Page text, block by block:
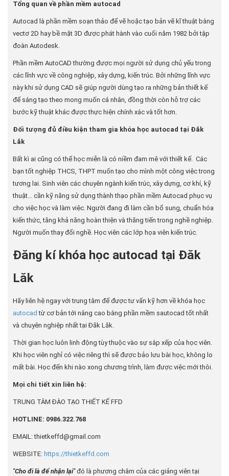
Tổng quan về phần mềm autocad
Autocad là phần mềm soạn thảo để vẽ hoặc tạo bản vẽ kĩ thuật bằng
vectơ 2D hay bề mặt 3D được phát hành vào cuối năm 1982 bởi tập
đoàn Autodesk.
Phần mềm AutoCAD thường được mọi người sử dụng chủ yếu trong
các lĩnh vực về công nghiệp, xây dựng, kiến trúc. Bởi những lĩnh vực
này khi sử dụng CAD sẽ giúp người dùng tạo ra những bản thiết kế
để sáng tạo theo mong muốn cá nhân, đồng thời còn hỗ trợ các
bước kỹ thuật khác được thực hiện chính xác và tốt hơn.
Đối tượng đủ điều kiện tham gia khóa học autocad tại Đắk
Lắk
Bất kì ai cũng có thể học miễn là có niềm đam mê với thiết kế. Các
bạn tốt nghiệp THCS, THPT muốn tạo cho mình một công việc trong
tương lai. Sinh viên các chuyên ngành kiến trúc, xây dựng, cơ khí, kỹ
thuật… cần kỹ năng sử dụng thành thạo phần mềm Autocad phục vụ
cho việc học và làm việc. Người đang đi làm cần bổ sung, chuẩn hóa
kiến thức, tăng khả năng hoàn thiện và thăng tiến trong nghề nghiệp.
Người muốn thay đổi nghề. Học viên các lớp họa viên kiến trúc.
Đăng kí khóa học autocad tại Đăk
Lăk
Hãy liên hệ ngay với trung tâm để được tư vấn kỹ hơn về khóa học
autocad từ cơ bản tới nâng cao bằng phần mềm sautocad tốt nhất
và chuyên nghiệp nhất tại Đăk Lăk.
Thời gian học luôn linh động tùy thuộc vào sự sắp xếp của học viên.
Khi học viên nghỉ có việc riêng thì sẽ được bảo lưu bài học, không lo
mất bài. Học đến khi nào xong chương trình, làm được việc mới thôi.
Mọi chi tiết xin liên hệ:
TRUNG TÂM ĐÀO TẠO THIẾT KẾ FFD
HOTLINE: 0986.322.768
EMAIL: thietkeffd@gmail.com
WEBSITE: https://thietkeffd.com
"Cho đi là để nhận lại"đó là phương châm của các giảng viên tại